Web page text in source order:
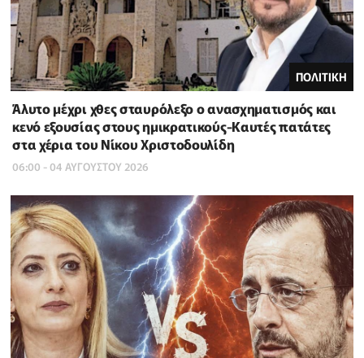
ΠΟΛΙΤΙΚΗ
Άλυτο μέχρι χθες σταυρόλεξο ο ανασχηματισμός και
κενό εξουσίας στους ημικρατικούς-Καυτές πατάτες
στα χέρια του Νίκου Χριστοδουλίδη
06:00 - 04 ΑΥΓΟΥΣΤΟΥ 2026